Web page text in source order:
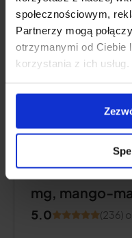
społecznościowym,
Partnerzy mogą
otrzymanymi od Ciebie
korzystania z ich usług.
obszarze
grecka Ikaria i
NAJLEPSZY OGÓŁEM
Natu.Care
mg, mango-
5.0 (236)